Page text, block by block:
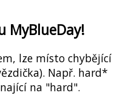
MyBlueDay!
lze místo chybějící
Např. hard*
na "hard".